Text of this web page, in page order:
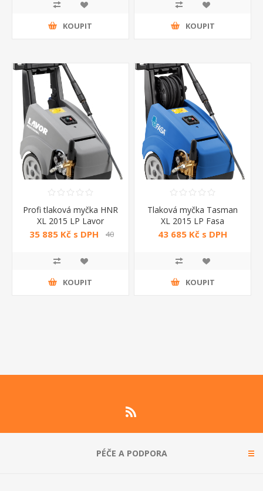
KOUPIT KOUPIT
Profi tlaková myčka HNR
XL 2015 LP Lavor
35 885 Kč s DPH
40
KOUPIT
Tlaková myčka Tasman
XL 2015 LP Fasa
43 685 Kč s DPH
KOUPIT
PÉČE A PODPORA